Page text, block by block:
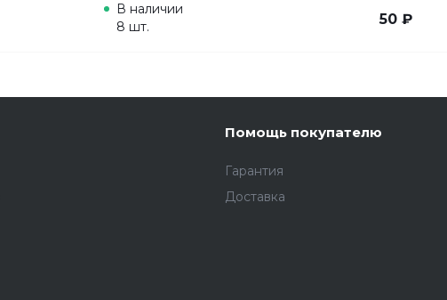
В наличии
8 шт.
50 ₽
Помощь покупателю
Гарантия
Доставка